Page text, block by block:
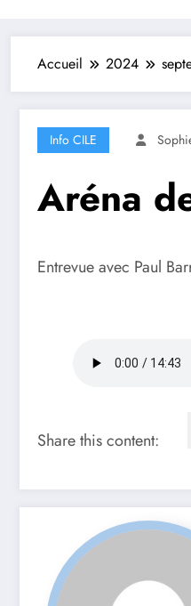
Accueil 2024
Info CILE
Aréna
Entrevue avec Paul
Share this content: